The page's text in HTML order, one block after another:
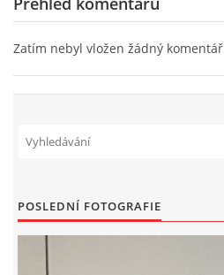
Zatím nebyl vložen žádný komentář
POSLEDNÍ FOTOGRAFIE